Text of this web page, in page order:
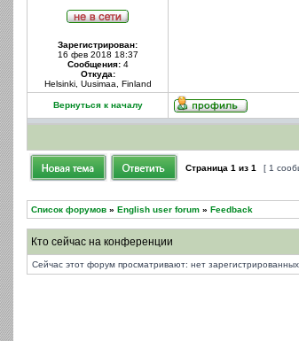
Зарегистрирован:
16 фев 2018 18:37
Сообщения:4
Откуда:
Helsinki, Uusimaa, Finland
Вернуться к началу
Страница 1 из 1 [ 1
Список форумов » English user forum » Feedback
Кто сейчас на конференции
Сейчас этот форум просматривают: нет